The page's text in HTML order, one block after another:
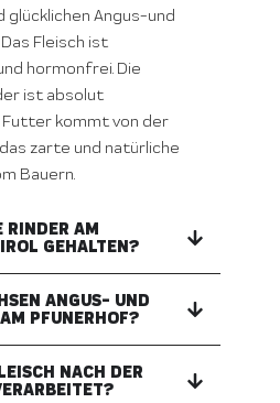
glücklichen Angus-und
Fleisch ist
hormonfrei. Die
ist absolut
kommt von der
zarte und natürliche
Bauern.
RINDER AM
GEHALTEN?
ANGUS- UND
PFUNERHOF?
NACH DER